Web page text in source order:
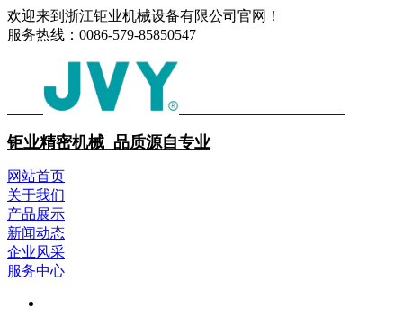
欢迎来到浙江钜业机械设备有限公司官网！
服务热线： 0086-579-85850547
钜业精密机械 品质源自专业
网站首页
关于我们
产品展示
新闻动态
企业风采
服务中心